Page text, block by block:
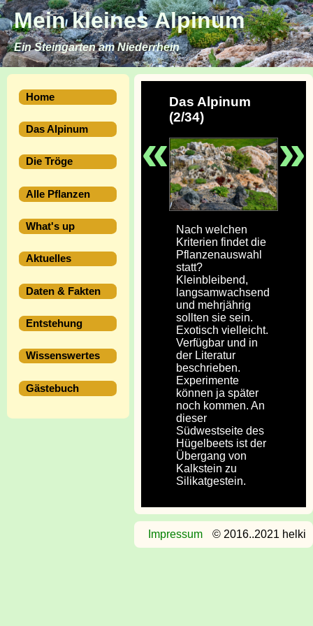
Mein kleines Alpinum
Ein Steingarten am Niederrhein
Home
Das Alpinum
Die Tröge
Alle Pflanzen
What's up
Aktuelles
Daten & Fakten
Entstehung
Wissenswertes
Gästebuch
«
Das Alpinum
(2/34)
Nach welchen
Kriterien findet die
Pflanzenauswahl
statt?
Kleinbleibend,
langsamwachsend
und mehrjährig
sollten sie sein.
Exotisch vielleicht.
Verfügbar und in
der Literatur
beschrieben.
Experimente
können ja später
noch kommen. An
dieser
Südwestseite des
Hügelbeets ist der
Übergang von
Kalkstein zu
Silikatgestein.
»
Impressum © 2016..2021 helki